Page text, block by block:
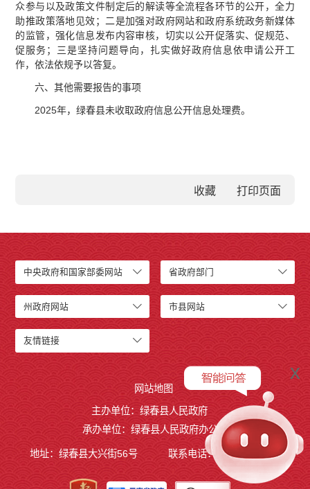
众参与以及政策文件制定后的解读等全流程各环节的公开，全力
助推政策落地见效；二是加强对政府网站和政府系统政务新媒体
的监管，强化信息发布内容审核，切实以公开促落实、促规范、
促服务；三是坚持问题导向，扎实做好政府信息依申请公开工
作，依法依规予以答复。
六、其他需要报告的事项
2025年，绿春县未收取政府信息公开信息处理费。
收藏
中央政府和国家部委网站 省政府部门
州政府网站 市县网站
友情链接
x
网站地图
主办单位：绿春县人民政府
承办单位：绿春县人民政府办公室
地址：绿春县大兴街56号 联系电话：0873-4221495